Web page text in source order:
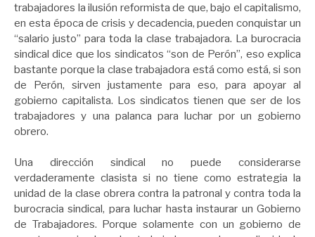
trabajadores la ilusión reformista de que, bajo el capitalismo,
en esta época de crisis y decadencia, pueden conquistar un
“salario justo” para toda la clase trabajadora. La burocracia
sindical dice que los sindicatos “son de Perón”, eso explica
bastante porque la clase trabajadora está como está, si son
de Perón, sirven justamente para eso, para apoyar al
gobierno capitalista. Los sindicatos tienen que ser de los
trabajadores y una palanca para luchar por un gobierno
obrero.
Una dirección sindical no puede considerarse
verdaderamente clasista si no tiene como estrategia la
unidad de la clase obrera contra la patronal y contra toda la
burocracia sindical, para luchar hasta instaurar un Gobierno
de Trabajadores. Porque solamente con un gobierno de